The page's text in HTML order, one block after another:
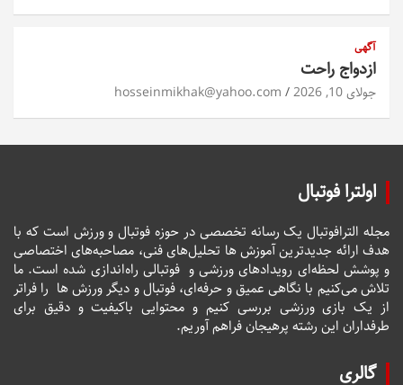
آگهی
ازدواج راحت
جولای 10, 2026 hosseinmikhak@yahoo.com
اولترا فوتبال
مجله الترافوتبال یک رسانه تخصصی در حوزه فوتبال و ورزش است که با
هدف ارائه جدیدترین آموزش ها تحلیل‌های فنی، مصاحبه‌های اختصاصی
و پوشش لحظه‌ای رویدادهای ورزشی و فوتبالی راه‌اندازی شده است. ما
تلاش می‌کنیم با نگاهی عمیق و حرفه‌ای، فوتبال و دیگر ورزش ها را فراتر
از یک بازی ورزشی بررسی کنیم و محتوایی باکیفیت و دقیق برای
طرفداران این رشته پرهیجان فراهم آوریم.
گالری